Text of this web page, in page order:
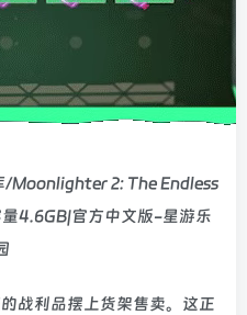
战利品摆上货架售卖。这正